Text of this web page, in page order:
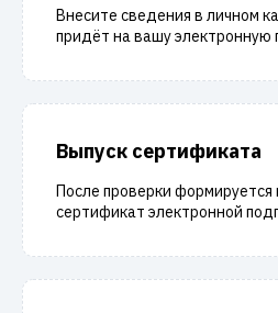
Внесите сведения в личном
придёт на вашу электронную
Выпуск сертификата
После проверки
сертификат электронной